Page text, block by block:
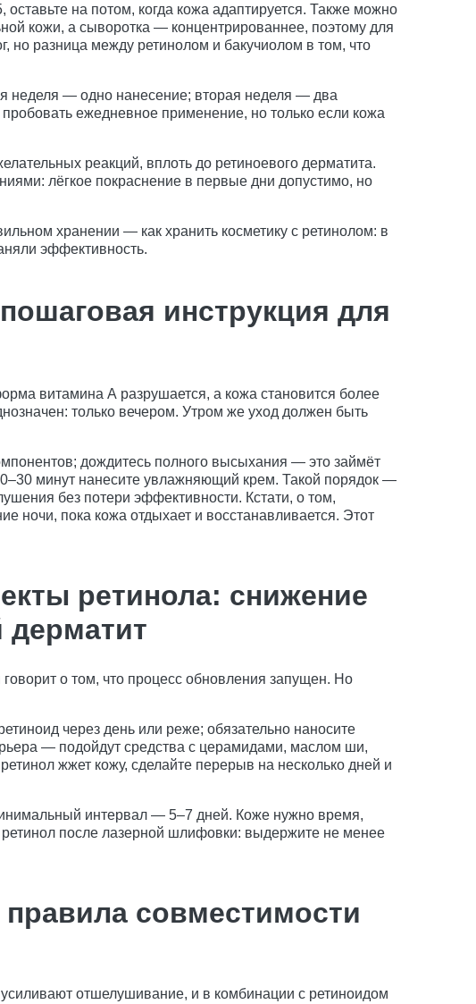
на потом, когда кожа адаптируется. Также можно
кожи, а сыворотка — концентрированнее, поэтому для
но разница между ретинолом и бакучиолом в том, что
неделя — одно нанесение; вторая неделя — два
ежедневное применение, но только если кожа
реакций, вплоть до ретиноевого дерматита.
лёгкое покраснение в первые дни допустимо, но
хранении — как хранить косметику с ретинолом: в
эффективность.
инструкция для
витамина А разрушается, а кожа становится более
только вечером. Утром же уход должен быть
дождитесь полного высыхания — это займёт
минут нанесите увлажняющий крем. Такой порядок —
без потери эффективности. Кстати, о том,
ночи, пока кожа отдыхает и восстанавливается. Этот
ретинола: снижение
дерматит
о том, что процесс обновления запущен. Но
через день или реже; обязательно наносите
— подойдут средства с церамидами, маслом ши,
жжет кожу, сделайте перерыв на несколько дней и
интервал — 5–7 дней. Коже нужно время,
после лазерной шлифовки: выдержите не менее
совместимости
отшелушивание, и в комбинации с ретиноидом